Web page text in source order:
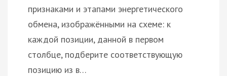
признаками и этапами энергетического
обмена, изображёнными на схеме: к
каждой позиции, данной в первом
столбце, подберите соответствующую
позицию из в…